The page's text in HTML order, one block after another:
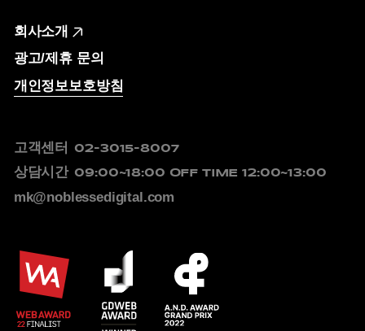
회사소개
광고/제휴 문의
개인정보보호방침
고객센터 02-3015-8007
상담시간 09:00~18:00 OFF TIME 12:00~13:00
mk@noblessedigital.com